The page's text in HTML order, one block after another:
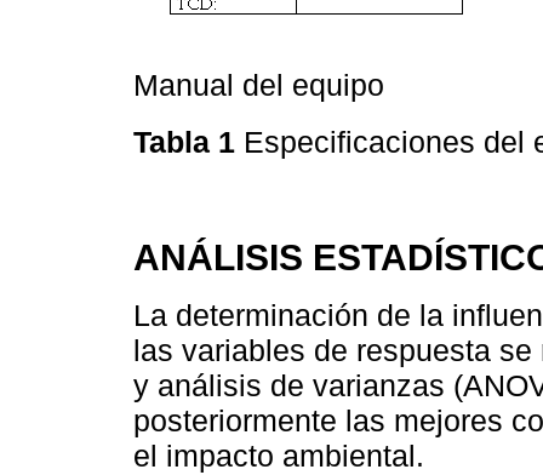
Manual del equipo
Tabla 1 Especificaciones del
ANÁLISIS
La determinación de la
las variables de respuesta
y análisis de varianzas
posteriormente las mejores
el impacto ambiental.